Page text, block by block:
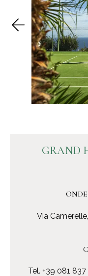
GRAND
Via
Tel. +39 081